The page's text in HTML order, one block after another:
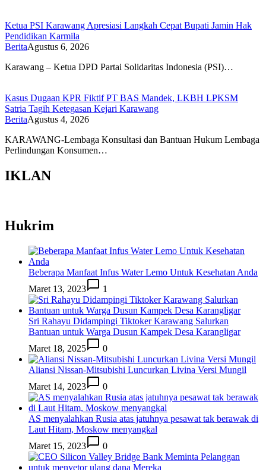
Ketua PSI Karawang Apresiasi Langkah Cepat Bupati Jamin Hak
Pendidikan Karmila
BeritaAgustus 6, 2026
Karawang – Ketua DPD Partai Solidaritas Indonesia (PSI)…
Kasus Dugaan KPR Fiktif PT BAS Mandek, LKBH LPKSM
Satria Tagih Ketegasan Kejari Karawang
BeritaAgustus 4, 2026
KARAWANG-Lembaga Konsultasi dan Bantuan Hukum Lembaga
Perlindungan Konsumen…
IKLAN
Hukrim
Beberapa Manfaat Infus Water Lemo Untuk Kesehatan Anda
Maret 13, 2023
1
Sri Rahayu Didampingi Tiktoker Karawang Salurkan
Bantuan untuk Warga Dusun Kampek Desa Karangligar
Maret 18, 2025
0
Aliansi Nissan-Mitsubishi Luncurkan Livina Versi Mungil
Maret 14, 2023
0
AS menyalahkan Rusia atas jatuhnya pesawat tak berawak di
Laut Hitam, Moskow menyangkal
Maret 15, 2023
0